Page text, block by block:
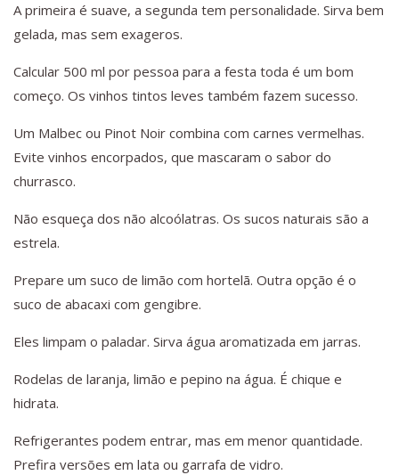
A primeira é suave, a segunda tem personalidade. Sirva bem
gelada, mas sem exageros.
Calcular 500 ml por pessoa para a festa toda é um bom
começo. Os vinhos tintos leves também fazem sucesso.
Um Malbec ou Pinot Noir combina com carnes vermelhas.
Evite vinhos encorpados, que mascaram o sabor do
churrasco.
Não esqueça dos não alcoólatras. Os sucos naturais são a
estrela.
Prepare um suco de limão com hortelã. Outra opção é o
suco de abacaxi com gengibre.
Eles limpam o paladar. Sirva água aromatizada em jarras.
Rodelas de laranja, limão e pepino na água. É chique e
hidrata.
Refrigerantes podem entrar, mas em menor quantidade.
Prefira versões em lata ou garrafa de vidro.